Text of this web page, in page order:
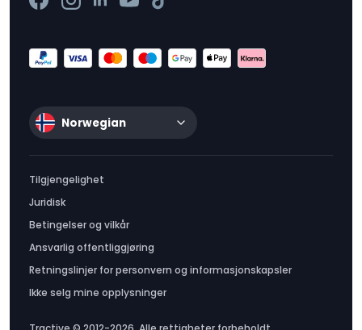
Norwegian
Tilgjengelighet
Juridisk
Betingelser og vilkår
Ansvarlig offentliggjøring
Retningslinjer for personvern og informasjonskapsler
Ikke selg mine opplysninger